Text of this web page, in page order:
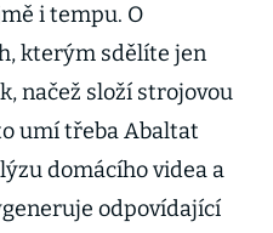
i tempu. O
kterým sdělíte jen
načež složí strojovou
umí třeba Abaltat
domácího videa a
odpovídající